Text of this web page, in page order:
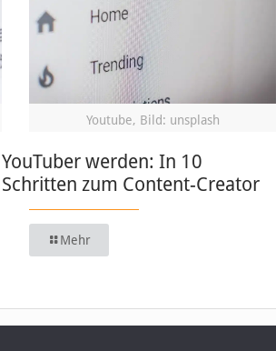
Youtube, Bild: unsplash
YouTuber werden: In 10
Schritten zum Content-Creator
Mehr